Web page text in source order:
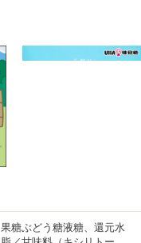
糖ぶどう糖液糖、還元水